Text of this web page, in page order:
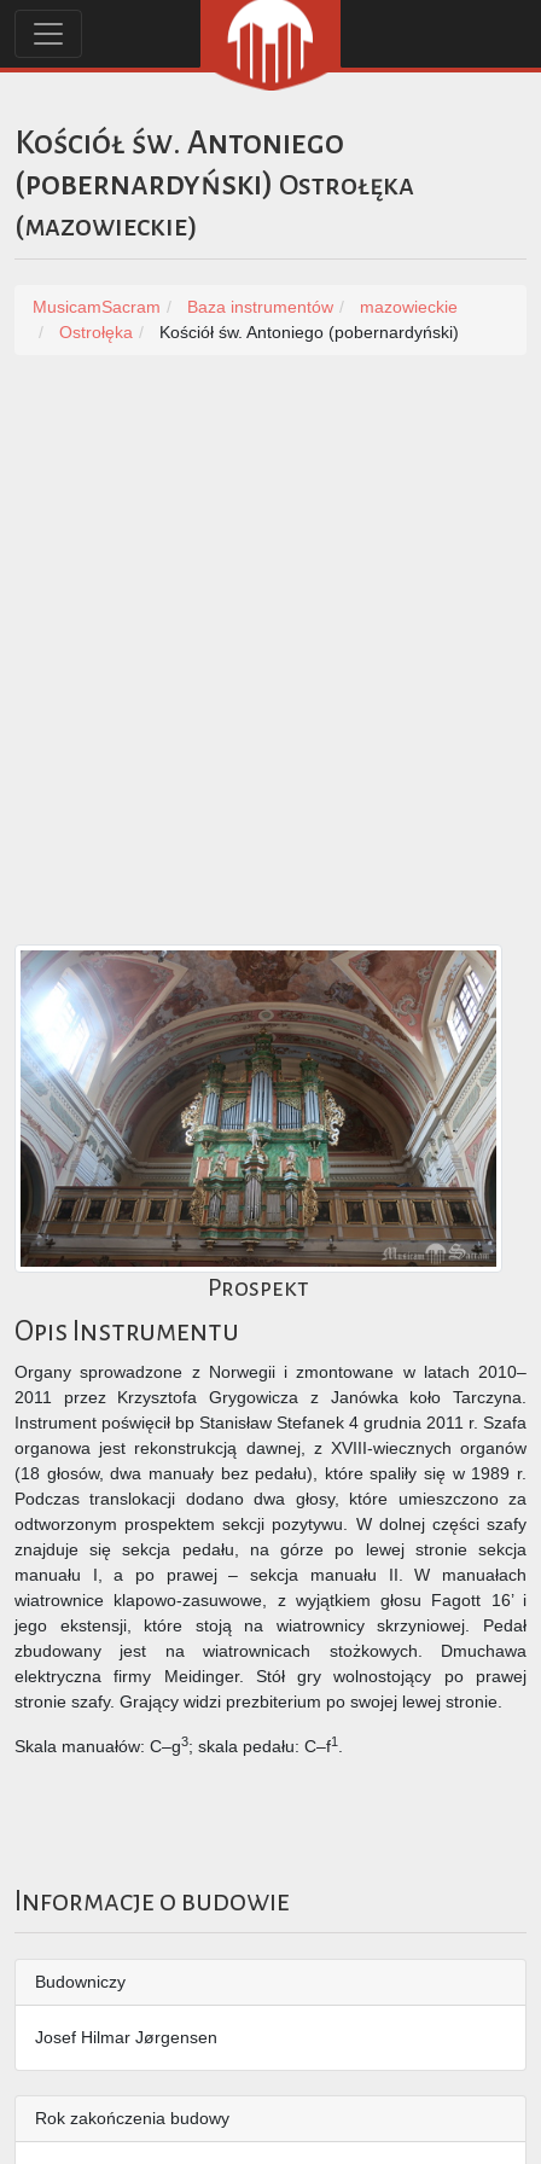
Kościół św. Antoniego
(pobernardyński) Ostrołęka
(mazowieckie)
MusicamSacram Baza instrumentów
mazowieckie
Ostrołęka
Kościół św. Antoniego (pobernardyński)
Prospekt
Opis Instrumentu
Organy sprowadzone z Norwegii i zmontowane w latach 2010–
2011 przez Krzysztofa Grygowicza z Janówka koło Tarczyna.
Instrument poświęcił bp Stanisław Stefanek 4 grudnia 2011 r. Szafa
organowa jest rekonstrukcją dawnej, z XVIII-wiecznych organów
(18 głosów, dwa manuały bez pedału), które spaliły się w 1989 r.
Podczas translokacji dodano dwa głosy, które umieszczono za
odtworzonym prospektem sekcji pozytywu. W dolnej części szafy
znajduje się sekcja pedału, na górze po lewej stronie sekcja
manuału I, a po prawej – sekcja manuału II. W manuałach
wiatrownice klapowo-zasuwowe, z wyjątkiem głosu Fagott 16’ i
jego ekstensji, które stoją na wiatrownicy skrzyniowej. Pedał
zbudowany jest na wiatrownicach stożkowych. Dmuchawa
elektryczna firmy Meidinger. Stół gry wolnostojący po prawej
stronie szafy. Grający widzi prezbiterium po swojej lewej stronie.
Skala manuałów: C–g3; skala pedału: C–f1
Informacje o budowie
Budowniczy
Josef Hilmar Jørgensen
Rok zakończenia budowy